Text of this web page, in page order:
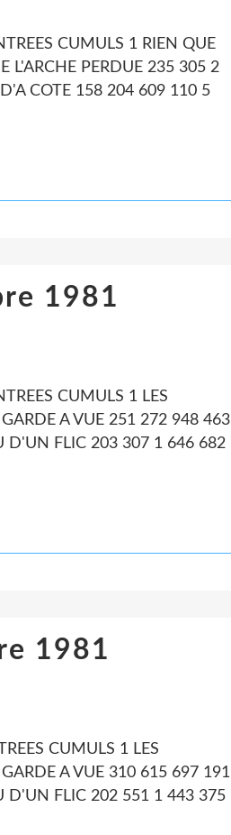
CUMULS 1 RIEN QUE
L'ARCHE PERDUE 235 305 2
COTE 158 204 609 110 5
1981
CUMULS 1 LES
A VUE 251 272 948 463
D'UN FLIC 203 307 1 646 682
1981
CUMULS 1 LES
A VUE 310 615 697 191
D'UN FLIC 202 551 1 443 375